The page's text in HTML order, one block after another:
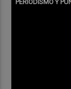
PERIODISMO Y